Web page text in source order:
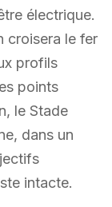
électrique.
croisera le fer
profils
points
le Stade
dans un
intacte.